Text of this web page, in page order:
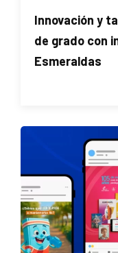
Innovación y
de grado con
Esmeraldas